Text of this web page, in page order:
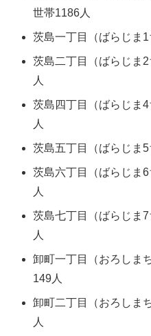
世帯1186人
茨島一丁目（ばらじま
茨島二丁目（ばらじま
人
茨島四丁目（ばらじま
人
茨島五丁目（ばらじま
茨島六丁目（ばらじま
人
茨島七丁目（ばらじま
人
卸町一丁目（おろしま
149人
卸町二丁目（おろしま
人